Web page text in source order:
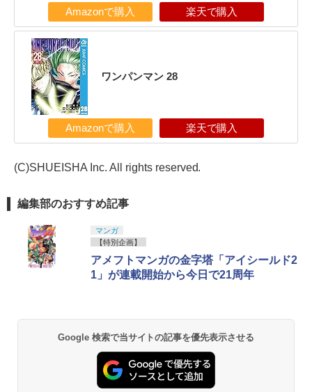
Amazonで購入 楽天で購入
ワンパンマン 28
Amazonで購入 楽天で購入
(C)SHUEISHA Inc. All rights reserved.
編集部のおすすめ記事
マンガ
【特別企画】
アメフトマンガの金字塔「アイシールド2
1」が連載開始から今日で21周年
Google 検索で当サイトの記事を優先表示させる